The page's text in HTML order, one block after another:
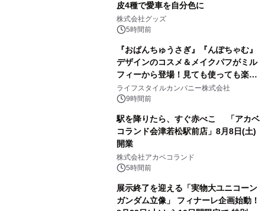
皮4種で愛車を自分色に
株式会社グッズ
5時間前
『おぱんちゅうさぎ』『んぽちゃむ』
デザインのコスメ＆メイクパフがミル
フィーから登場！見ても使っても楽し
い、ポップでキュートなコレクショ
ン。
ライフスタイルカンパニー株式会社
9時間前
駅を降りたら、すぐ赤べこ 「アカベ
コランド会津若松駅前店」8月8日(土)
開業
株式会社アカベコランド
5時間前
展示終了を迎える「実物大ユニコーン
ガンダム立像」 フィナーレ企画始動！